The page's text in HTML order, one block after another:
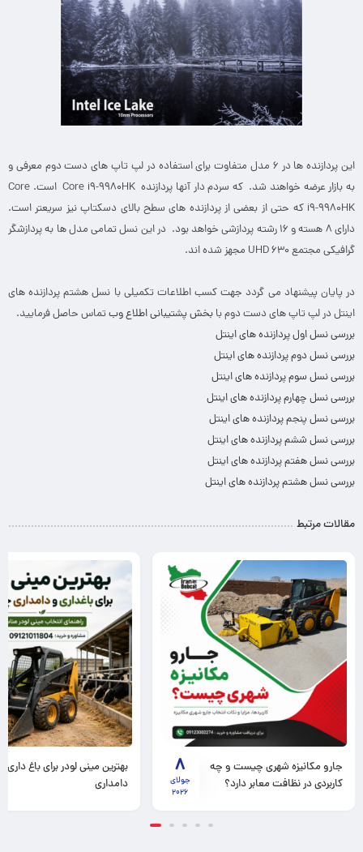
این پردازنده ها در ۶ مدل متفاوت برای استفاده در لپ تاپ های دست دوم معرفی و
به بازار عرضه خواهند شد. که سردم دار آنها پردازنده Core i9-9980HK است. Core
i9-9980HK که حتی از بعضی از پردازنده های سطح بالای دسکتاپ نیز سریعتر است.
دارای ۸ هسته و ۱۶ رشته پردازشی خواهد بود. در این نسل تمامی مدل ها به پردازشگر
گرافیکی مجتمع UHD 630 مجهز شده اند.
در پایان پیشنهاد می گردد جهت کسب اطلاعات تکمیلی با نسل هشتم پردازنده های
اینتل در لپ تاپ های دست دوم با بخش پشتیبانی اطلاع وبتماس حاصل فرمایید.
بررسی نسل اول پردازنده های اینتل
بررسی نسل دوم پردازنده های اینتل
بررسی نسل سوم پردازنده های اینتل
بررسی نسل چهارم پردازنده های اینتل
بررسی نسل پنجم پردازنده های اینتل
بررسی نسل ششم پردازنده های اینتل
بررسی نسل هفتم پردازنده های اینتل
بررسی نسل هشتم پردازنده های اینتل
مقالات مرتبط
8
جولای
2026
جارو مکانیزه شهری چیست و چه
کاربردی در نظافت معابر دارد؟
بهترین مینی لودر برای باغ داری و
دامداری